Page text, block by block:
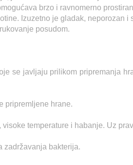
brzo i ravnomerno
Izuzetno je gladak, neporozan i
posudom.
se javljaju prilikom pripremanja
pripremljene hrane.
temperature i habanje. Uz
zadržavanja bakterija.